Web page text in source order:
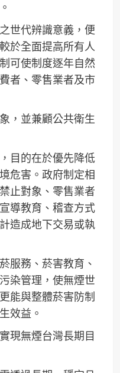
世代辨識意義，便
於全面提高所有人
可使制度逐年自然
者、零售業者及市
，並兼顧公共衛生
目的在於優先降低
危害。政府制定相
止對象、零售業者
導教育、稽查方式
造成地下交易或執
服務、菸害教育、
染管理，使無煙世
能與整體菸害防制
效益。
現無煙台灣長期目